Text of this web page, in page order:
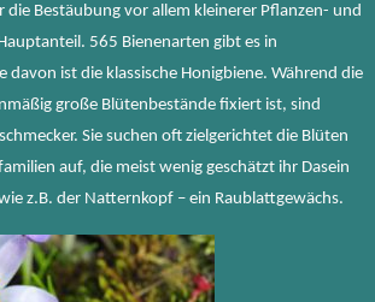
Bestäubung vor allem kleinerer Pflanzen- und
565 Bienenarten gibt es in
davon ist die klassische Honigbiene. Während die
große Blütenbestände fixiert ist, sind
Sie suchen oft zielgerichtet die Blüten
auf, die meist wenig geschätzt ihr Dasein
z.B. der Natternkopf – ein Raublattgewächs.